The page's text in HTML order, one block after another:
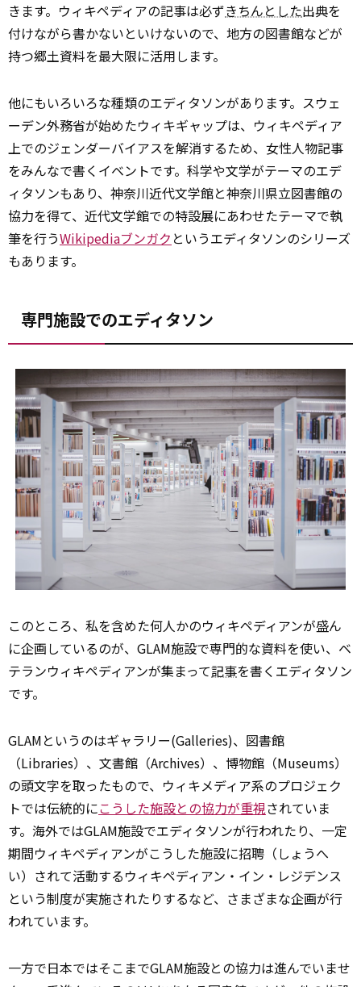
きます。ウィキペディアの記事は必ずきちんとした出典を
付けながら書かないといけないので、地方の図書館などが
持つ郷土資料を最大限に活用します。
他にもいろいろな種類のエディタソンがあります。スウェ
ーデン外務省が始めたウィキギャップは、ウィキペディア
上でのジェンダーバイアスを解消するため、女性人物記事
をみんなで書くイベントです。科学や文学がテーマのエデ
ィタソンもあり、神奈川近代文学館と神奈川県立図書館の
協力を得て、近代文学館での特設展にあわせたテーマで執
筆を行うWikipediaブンガク というエディタソンのシリーズ
もあります。
専門施設でのエディタソン
このところ、私を含めた何人かのウィキペディアンが盛ん
に企画しているのが、GLAM施設で専門的な資料を使い、ベ
テランウィキペディアンが集まって記事を書くエディタソン
です。
GLAMというのはギャラリー(Galleries)、図書館
（Libraries）、文書館（Archives）、博物館（Museums）
の頭文字を取ったもので、ウィキメディア系のプロジェク
トでは伝統的にこうした施設との協力が重視されていま
す。海外ではGLAM施設でエディタソンが行われたり、一定
期間ウィキペディアンがこうした施設に招聘（しょうへ
い）されて活動するウィキペディアン・イン・レジデンス
という制度が実施されたりするなど、さまざまな企画が行
われています。
一方で日本ではそこまでGLAM施設との協力は進んでいませ